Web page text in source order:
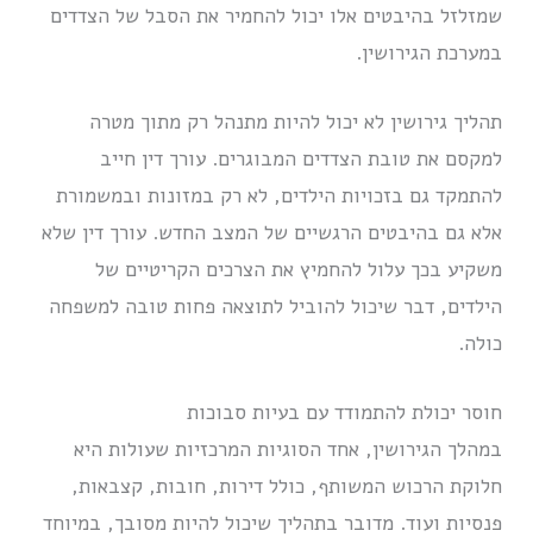
שמזלזל בהיבטים אלו יכול להחמיר את הסבל של הצדדים
במערכת הגירושין.
תהליך גירושין לא יכול להיות מתנהל רק מתוך מטרה
למקסם את טובת הצדדים המבוגרים. עורך דין חייב
להתמקד גם בזכויות הילדים, לא רק במזונות ובמשמורת
אלא גם בהיבטים הרגשיים של המצב החדש. עורך דין שלא
משקיע בכך עלול להחמיץ את הצרכים הקריטיים של
הילדים, דבר שיכול להוביל לתוצאה פחות טובה למשפחה
כולה.
חוסר יכולת להתמודד עם בעיות סבוכות
במהלך הגירושין, אחד הסוגיות המרכזיות שעולות היא
חלוקת הרכוש המשותף, כולל דירות, חובות, קצבאות,
פנסיות ועוד. מדובר בתהליך שיכול להיות מסובך, במיוחד